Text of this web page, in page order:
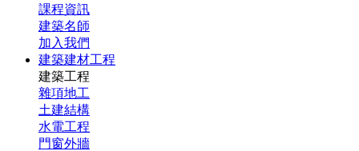
課程資訊
建築名師
加入我們
建築建材工程
建築工程
雜項地工
土建結構
水電工程
門窗外牆